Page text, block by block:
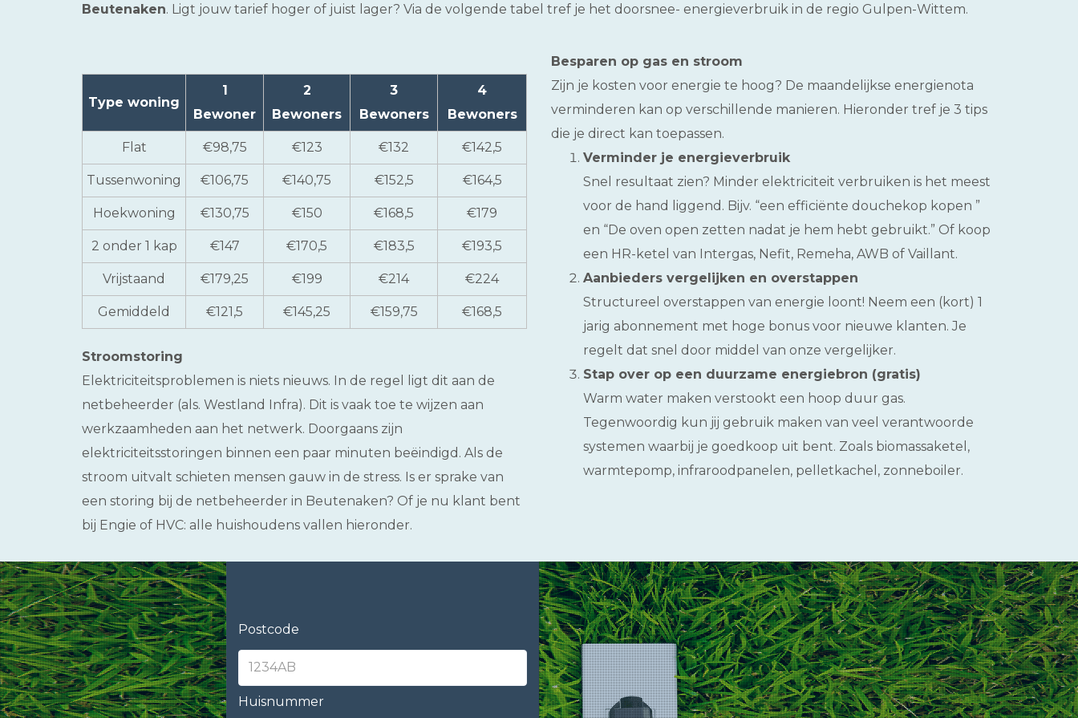
Beutenaken. Ligt jouw tarief hoger of juist lager? Via de volgende tabel tref je het doorsnee- energieverbruik in de regio Gulpen-Wittem.
Type woning
1
Bewoner
2
Bewoners
3
Bewoners
4
Bewoners
Flat €98,75 €123 €132 €142,5
Tussenwoning €106,75 €140,75 €152,5 €164,5
Hoekwoning €130,75 €150 €168,5 €179
2 onder 1 kap €147 €170,5 €183,5 €193,5
Vrijstaand €179,25 €199 €214 €224
Gemiddeld €121,5 €145,25 €159,75 €168,5
Stroomstoring
Elektriciteitsproblemen is niets nieuws. In de regel ligt dit aan de
netbeheerder (als. Westland Infra). Dit is vaak toe te wijzen aan
werkzaamheden aan het netwerk. Doorgaans zijn
elektriciteitsstoringen binnen een paar minuten beëindigd. Als de
stroom uitvalt schieten mensen gauw in de stress. Is er sprake van
een storing bij de netbeheerder in Beutenaken? Of je nu klant bent
bij Engie of HVC: alle huishoudens vallen hieronder.
Besparen op gas en stroom
Zijn je kosten voor energie te hoog? De maandelijkse energienota
verminderen kan op verschillende manieren. Hieronder tref je 3 tips
die je direct kan toepassen.
Verminder je energieverbruik
Snel resultaat zien? Minder elektriciteit verbruiken is het meest
voor de hand liggend. Bijv. “een efficiënte douchekop kopen ”
en “De oven open zetten nadat je hem hebt gebruikt.” Of koop
een HR-ketel van Intergas, Nefit, Remeha, AWB of Vaillant.
Aanbieders vergelijken en overstappen
Structureel overstappen van energie loont! Neem een (kort) 1
jarig abonnement met hoge bonus voor nieuwe klanten. Je
regelt dat snel door middel van onze vergelijker.
Stap over op een duurzame energiebron (gratis)
Warm water maken verstookt een hoop duur gas.
Tegenwoordig kun jij gebruik maken van veel verantwoorde
systemen waarbij je goedkoop uit bent. Zoals biomassaketel,
warmtepomp, infraroodpanelen, pelletkachel, zonneboiler.
Postcode
Huisnummer